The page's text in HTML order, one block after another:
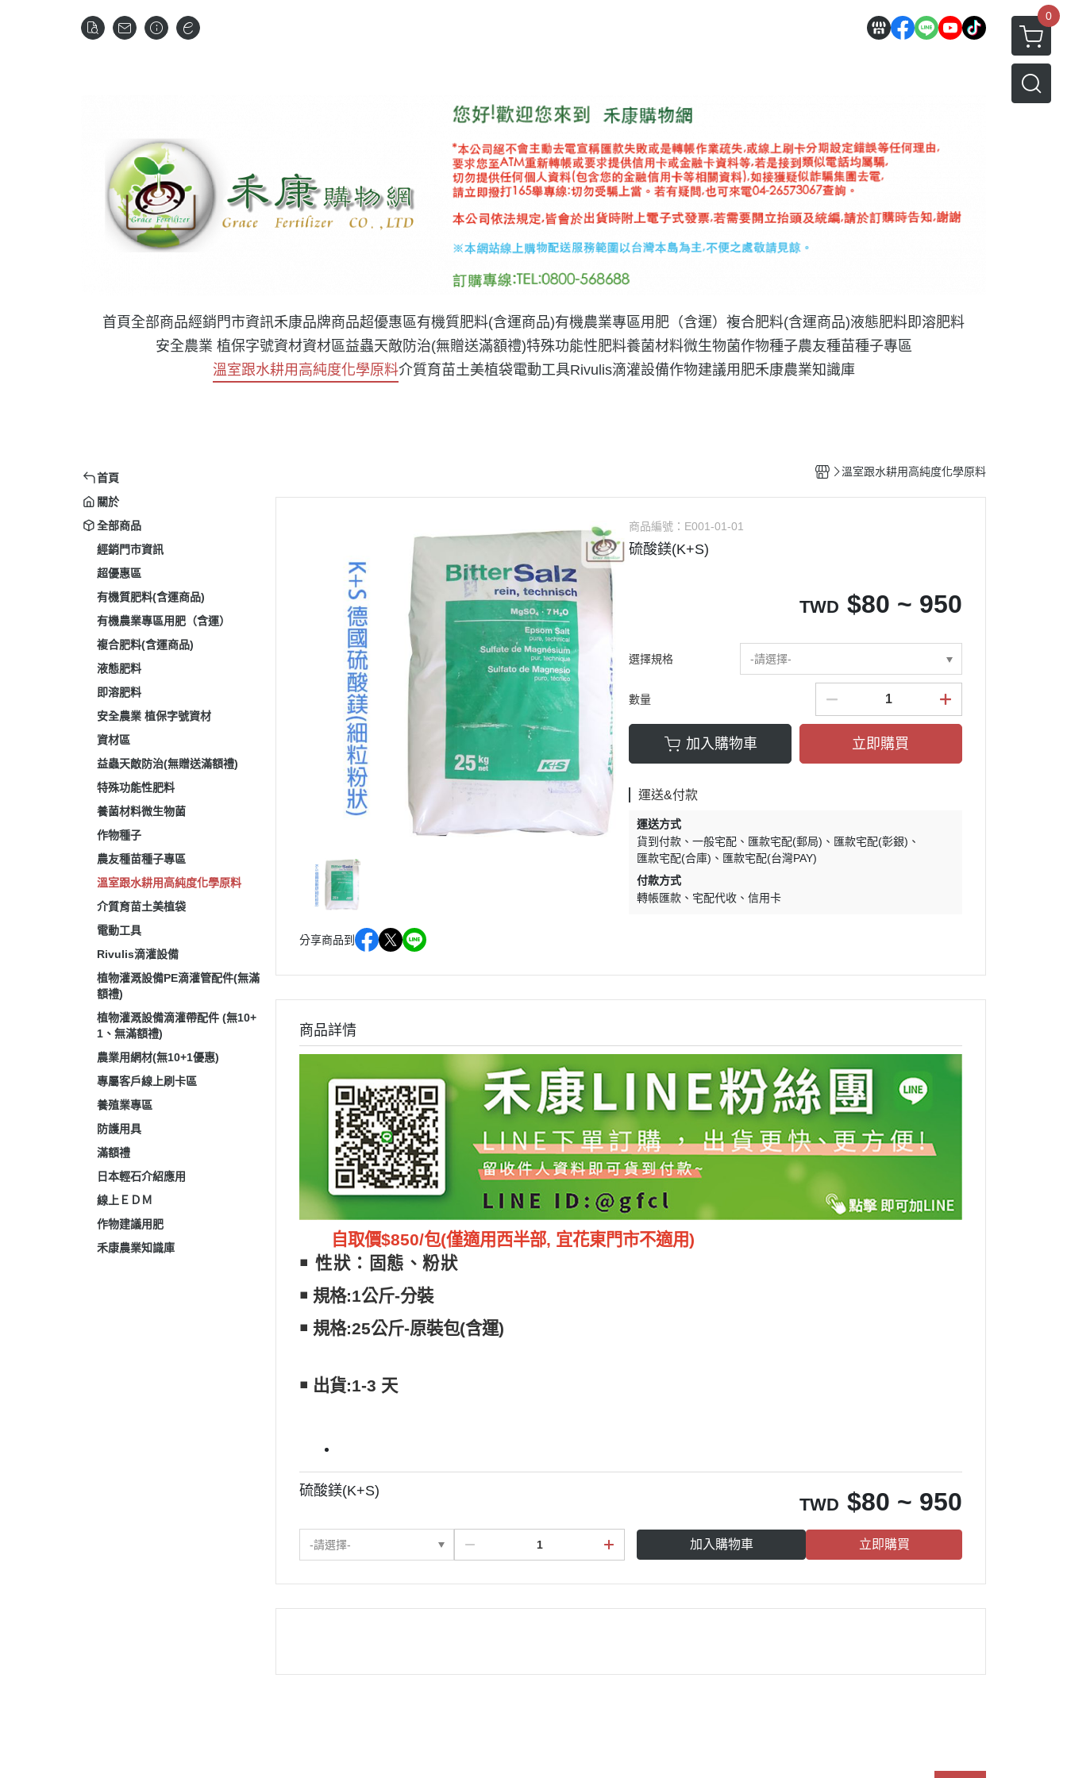
0
首頁 全部商品經銷門市資訊禾康品牌商品超優惠區有機質肥料(含運商品)有機農業專區用肥（含運） 複合肥料(含運商品)液態肥料即溶肥料
安全農業 植保字號資材資材區益蟲天敵防治(無贈送滿額禮)特殊功能性肥料養菌材料微生物菌作物種子農友種苗種子專區
溫室跟水耕用高純度化學原料介質育苗土美植袋電動工具Rivulis滴灌設備作物建議用肥禾康農業知識庫
首頁
關於
全部商品
經銷門市資訊
超優惠區
有機質肥料(含運商品)
有機農業專區用肥（含運）
複合肥料(含運商品)
液態肥料
即溶肥料
安全農業 植保字號資材
資材區
益蟲天敵防治(無贈送滿額禮)
特殊功能性肥料
養菌材料微生物菌
作物種子
農友種苗種子專區
溫室跟水耕用高純度化學原料
介質育苗土美植袋
電動工具
Rivulis滴灌設備
植物灌溉設備PE滴灌管配件(無滿
額禮)
植物灌溉設備滴灌帶配件 (無10+
1、無滿額禮)
農業用網材(無10+1優惠)
專屬客戶線上刷卡區
養殖業專區
防護用具
滿額禮
日本輕石介紹應用
線上ＥＤＭ
作物建議用肥
禾康農業知識庫
溫室跟水耕用高純度化學原料
分享商品到
商品編號： E001-01-01
硫酸鎂(K+S)
TWD $80 ~ 950
選擇規格 -請選擇-
數量
加入購物車 立即購買
運送&付款
運送方式
貨到付款
一般宅配 匯款宅配(郵局)
匯款宅配(彰銀)
匯款宅配(合庫)
匯款宅配(台灣PAY)
付款方式
轉帳匯款
宅配代收 信用卡
商品詳情
自取價$850/包(僅適用西半部, 宜花東門市不適用)
￭ 性狀：固態、粉狀
￭ 規格:1公斤-分裝
￭ 規格:25公斤-原裝包(含運)
￭ 出貨:1-3 天
硫酸鎂(K+S)
TWD $80 ~ 950
-請選擇- 加入購物車 立即購買